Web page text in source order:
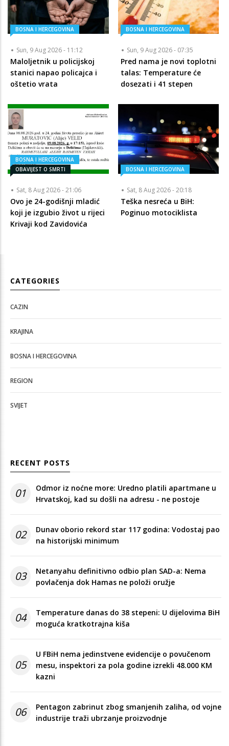
BOSNA I HERCEGOVINA
Sun, 9 Aug 2026 - 11:12
Maloljetnik u policijskoj
stanici napao policajca i
oštetio vrata
BOSNA I HERCEGOVINA
Sun, 9 Aug 2026 - 07:35
Pred nama je novi toplotni
talas: Temperature će
dosezati i 41 stepen
BOSNA I HERCEGOVINA
OBAVIJEST O SMRTI
Sat, 8 Aug 2026 - 21:06
Ovo je 24-godišnji mladić
koji je izgubio život u rijeci
Krivaji kod Zavidovića
BOSNA I HERCEGOVINA
Sat, 8 Aug 2026 - 20:18
Teška nesreća u BiH:
Poginuo motociklista
CATEGORIES
CAZIN
KRAJINA
BOSNA I HERCEGOVINA
REGION
SVIJET
RECENT POSTS
01
Odmor iz noćne more: Uredno platili apartmane u
Hrvatskoj, kad su došli na adresu - ne postoje
02
Dunav oborio rekord star 117 godina: Vodostaj pao
na historijski minimum
03
Netanyahu definitivno odbio plan SAD-a: Nema
povlačenja dok Hamas ne položi oružje
04
Temperature danas do 38 stepeni: U dijelovima BiH
moguća kratkotrajna kiša
05
U FBiH nema jedinstvene evidencije o povučenom
mesu, inspektori za pola godine izrekli 48.000 KM
kazni
06
Pentagon zabrinut zbog smanjenih zaliha, od vojne
industrije traži ubrzanje proizvodnje